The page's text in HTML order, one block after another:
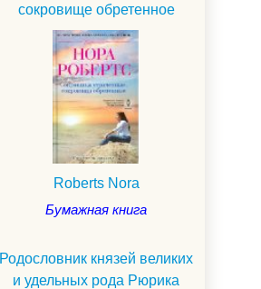
сокровище обретенное
Roberts Nora
Бумажная книга
Родословник князей великих
и удельных рода Рюрика